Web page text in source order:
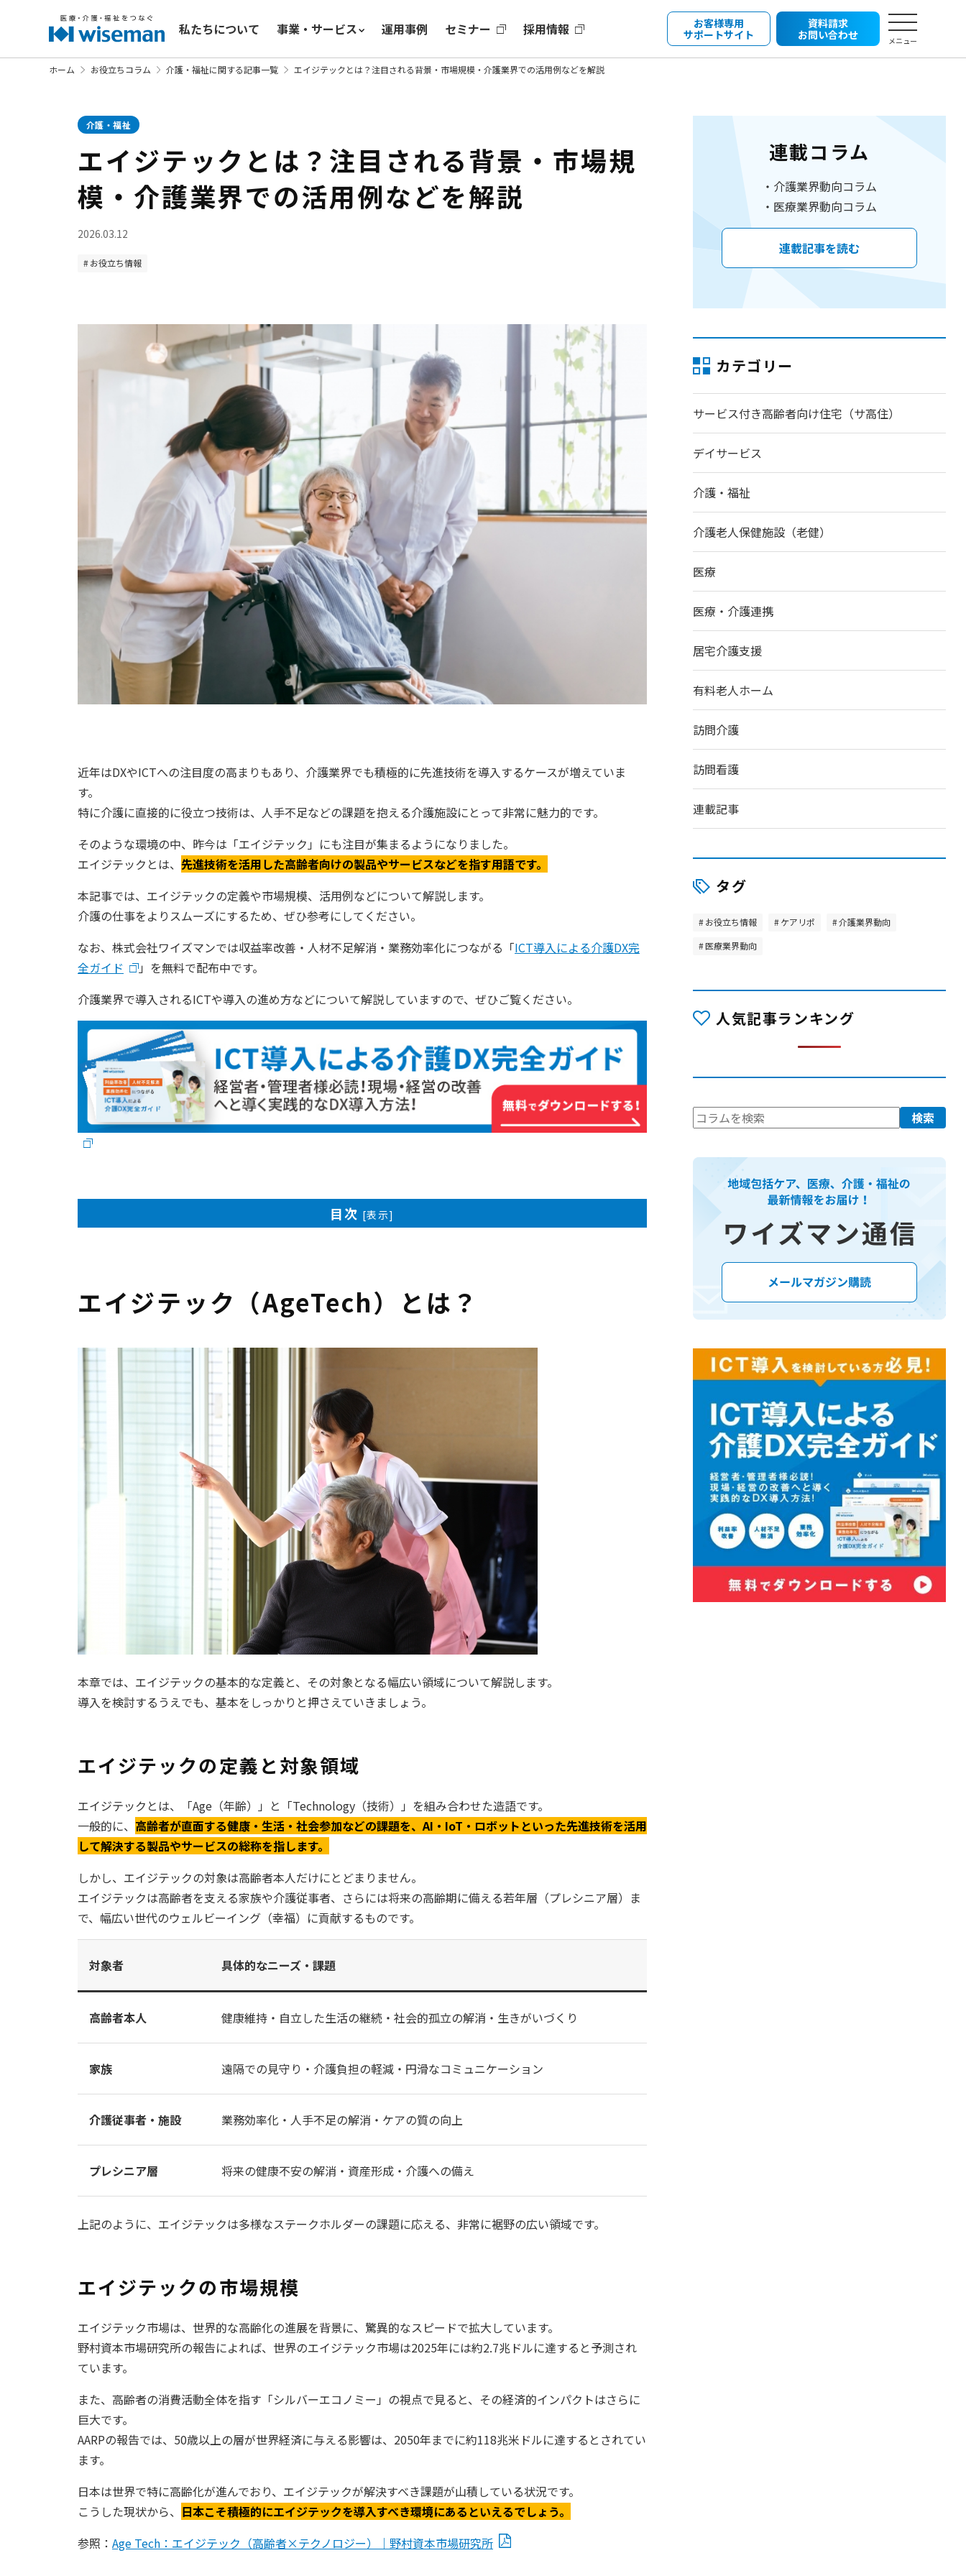
私たちについて 事業・サービス 運用事例 セミナー 採用情報
お客様専用
サポートサイト
資料請求
お問い合わせ
メニュー
ホーム お役立ちコラム 介護・福祉に関する記事一覧 エイジテックとは？注目される背景・市場規模・介護業界での活用例などを解説
介護・福祉
エイジテックとは？注目される背景・市場規
模・介護業界での活用例などを解説
2026.03.12
お役立ち情報
近年はDXやICTへの注目度の高まりもあり、介護業界でも積極的に先進技術を導入するケースが増えていま
す。
特に介護に直接的に役立つ技術は、人手不足などの課題を抱える介護施設にとって非常に魅力的です。
そのような環境の中、昨今は「エイジテック」にも注目が集まるようになりました。
エイジテックとは、 先進技術を活用した高齢者向けの製品やサービスなどを指す用語です。
本記事では、エイジテックの定義や市場規模、活用例などについて解説します。
介護の仕事をよりスムーズにするため、ぜひ参考にしてください。
なお、株式会社ワイズマンでは収益率改善・人材不足解消・業務効率化につながる「ICT導入による介護DX完
全ガイド
」を無料で配布中です。
介護業界で導入されるICTや導入の進め方などについて解説していますので、ぜひご覧ください。
目次 [表示]
エイジテック（AgeTech）とは？
本章では、エイジテックの基本的な定義と、その対象となる幅広い領域について解説します。
導入を検討するうえでも、基本をしっかりと押さえていきましょう。
エイジテックの定義と対象領域
エイジテックとは、「Age（年齢）」と「Technology（技術）」を組み合わせた造語です。
一般的に、 高齢者が直面する健康・生活・社会参加などの課題を、AI・IoT・ロボットといった先進技術を活用
して解決する製品やサービスの総称を指します。
しかし、エイジテックの対象は高齢者本人だけにとどまりません。
エイジテックは高齢者を支える家族や介護従事者、さらには将来の高齢期に備える若年層（プレシニア層）ま
で、幅広い世代のウェルビーイング（幸福）に貢献するものです。
対象者 具体的なニーズ・課題
高齢者本人 健康維持・自立した生活の継続・社会的孤立の解消・生きがいづくり
家族 遠隔での見守り・介護負担の軽減・円滑なコミュニケーション
介護従事者・施設 業務効率化・人手不足の解消・ケアの質の向上
プレシニア層 将来の健康不安の解消・資産形成・介護への備え
上記のように、エイジテックは多様なステークホルダーの課題に応える、非常に裾野の広い領域です。
エイジテックの市場規模
エイジテック市場は、世界的な高齢化の進展を背景に、驚異的なスピードで拡大しています。
野村資本市場研究所の報告によれば、世界のエイジテック市場は2025年には約2.7兆ドルに達すると予測され
ています。
また、高齢者の消費活動全体を指す「シルバーエコノミー」の視点で見ると、その経済的インパクトはさらに
巨大です。
AARPの報告では、50歳以上の層が世界経済に与える影響は、2050年までに約118兆米ドルに達するとされてい
ます。
日本は世界で特に高齢化が進んでおり、エイジテックが解決すべき課題が山積している状況です。
こうした現状から、 日本こそ積極的にエイジテックを導入すべき環境にあるといえるでしょう。
参照： Age Tech：エイジテック（高齢者×テクノロジー）｜野村資本市場研究所
連載コラム
介護業界動向コラム
医療業界動向コラム
連載記事を読む
カテゴリー
サービス付き高齢者向け住宅（サ高住）
デイサービス
介護・福祉
介護老人保健施設（老健）
医療
医療・介護連携
居宅介護支援
有料老人ホーム
訪問介護
訪問看護
連載記事
タグ
お役立ち情報 ケアリポ
介護業界動向
医療業界動向
人気記事ランキング
検
検索